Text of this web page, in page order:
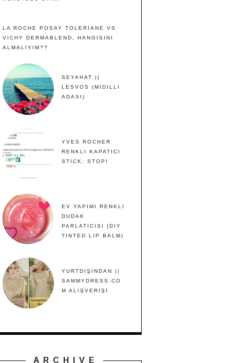
LA ROCHE POSAY TOLERIANE VS
VICHY DERMABLEND, HANGISINI
ALMALIYIM??
SEYAHAT ||
LESVOS (MIDILLI
ADASI)
YVES ROCHER
RENKLI KAPATICI
STICK: STOP!
EV YAPIMI RENKLI
DUDAK
PARLATICISI (DIY
TINTED LIP BALM)
YURTDIŞINDAN ||
SAMMYDRESS.CO
M ALIŞVERIŞI
A R C H I V E